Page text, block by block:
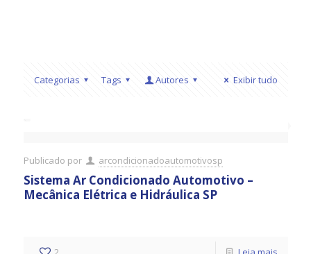
Categorias Tags Autores Exibir tudo
Publicado por arcondicionadoautomotivosp
Sistema Ar Condicionado Automotivo –
Mecânica Elétrica e Hidráulica SP